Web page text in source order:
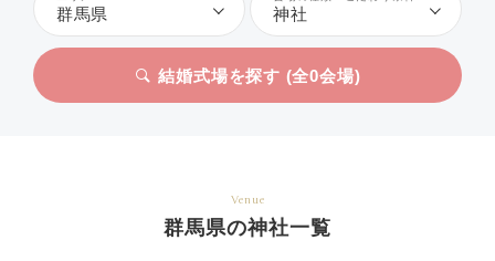
群馬県 神社
結婚式場を探す (全0会場)
Venue
群馬県の神社一覧